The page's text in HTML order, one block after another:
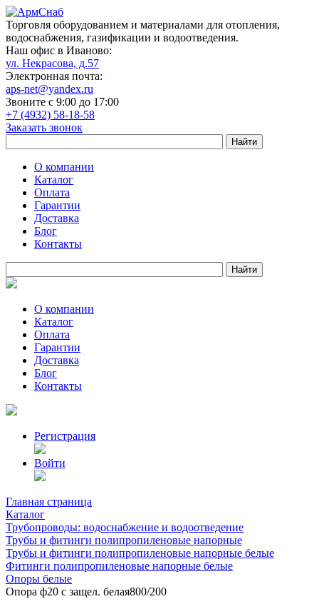
Торговля оборудованием и материалами для отопления,
водоснабжения, газификации и водоотведения.
Наш офис в Иваново:
ул. Некрасова, д.57
Электронная почта:
aps-net@yandex.ru
Звоните с 9:00 до 17:00
+7 (4932) 58-18-58
Заказать звонок
О компании
Каталог
Оплата
Гарантии
Доставка
Блог
Контакты
О компании
Каталог
Оплата
Гарантии
Доставка
Блог
Контакты
Регистрация
Войти
Главная страница
Каталог
Трубопроводы: водоснабжение и водоотведение
Трубы и фитинги полипропиленовые напорные
Трубы и фитинги полипропиленовые напорные белые
Фитинги полипропиленовые напорные белые
Опоры белые
Опора ф20 с защел. белая800/200